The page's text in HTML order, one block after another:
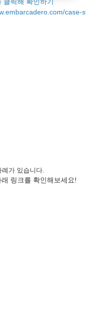
case-
가 있습니다.
링크를 확인해보세요!